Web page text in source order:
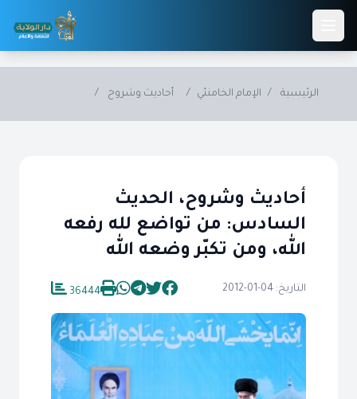
Skip to main content
الرئيسية / الإمام الخامنئي / أحاديث وشروح /
أحاديث وشروح، الحديث
السادس: من تواضع لله رفعه
الله، ومن تكبّر وضعه الله
التاريخ: 04-01-2012 36444